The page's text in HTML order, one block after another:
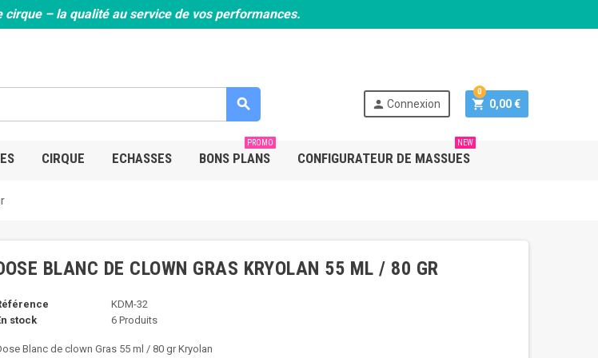
– la qualité au service de vos performances.
search person Connexion shopping_cart 0,00 €
0
CIRQUE ECHASSES BONS PLANS
PROMO
CONFIGURATEUR DE MASSUES
NEW
BLANC DE CLOWN GRAS KRYOLAN 55 ML / 80 GR
KDM-32
stock
6 Produits
Blanc de clown Gras 55 ml / 80 gr Kryolan